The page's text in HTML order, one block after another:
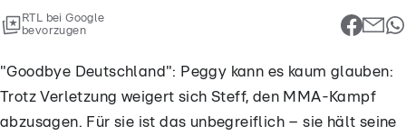
RTL bei Google
bevorzugen
"Goodbye Deutschland": Peggy kann es kaum glauben:
Trotz Verletzung weigert sich Steff, den MMA-Kampf
abzusagen. Für sie ist das unbegreiflich – sie hält seine